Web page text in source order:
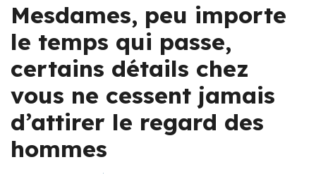
Mesdames, peu importe
le temps qui passe,
certains détails chez
vous ne cessent jamais
d’attirer le regard des
hommes